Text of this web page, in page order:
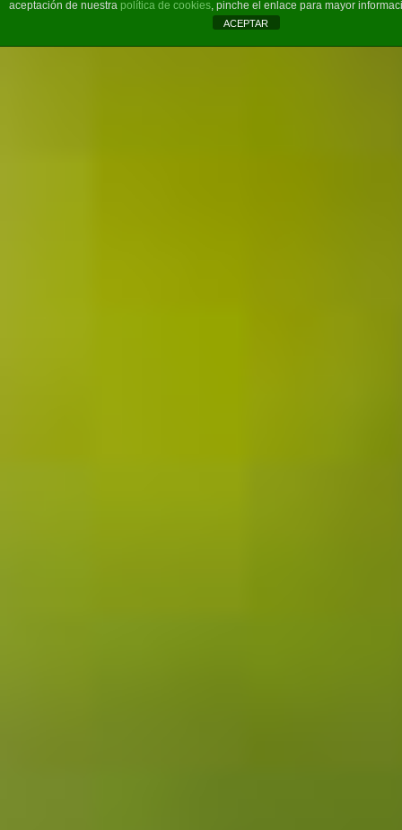
aceptación de nuestra política de cookies , pinche el enlace para mayor
ACEPTAR